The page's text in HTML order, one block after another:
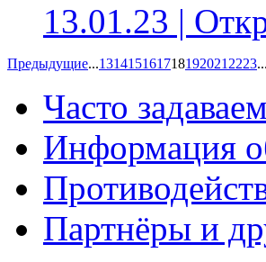
13.01.23 |
Предыдущие...131415161718192021 2223...
Часто
Информация
Партнёры и